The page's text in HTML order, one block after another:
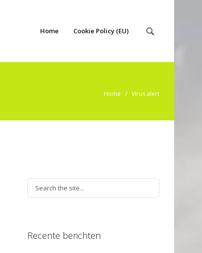
Home Cookie Policy (EU)
Home / Virus alert
Recente berichten